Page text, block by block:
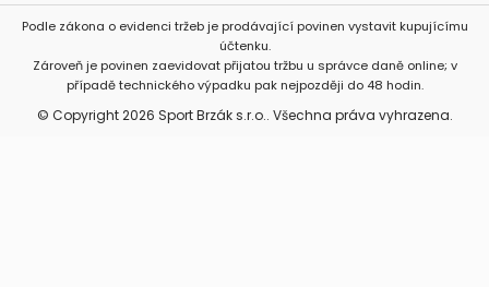
Podle zákona o evidenci tržeb je prodávající povinen vystavit kupujícímu
účtenku.
Zároveň je povinen zaevidovat přijatou tržbu u správce daně online; v
případě technického výpadku pak nejpozději do 48 hodin.
© Copyright 2026 Sport Brzák s.r.o.. Všechna práva vyhrazena.